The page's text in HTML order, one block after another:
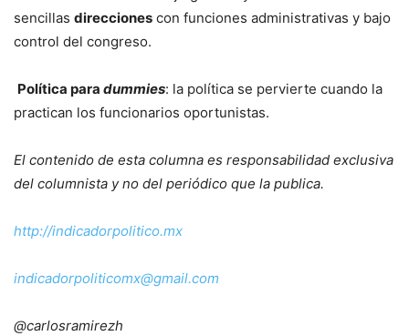
sencillas direcciones con funciones administrativas y bajo
control del congreso.
Política para dummies: la política se pervierte cuando la
practican los funcionarios oportunistas.
El contenido de esta columna es responsabilidad exclusiva
del columnista y no del periódico que la publica.
http://indicadorpolitico.mx
indicadorpoliticomx@gmail.com
@carlosramirezh